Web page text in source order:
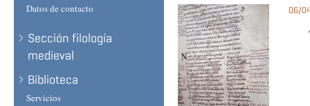
Datos de contacto
Sección filología
medieval
Biblioteca
Servicios
06/